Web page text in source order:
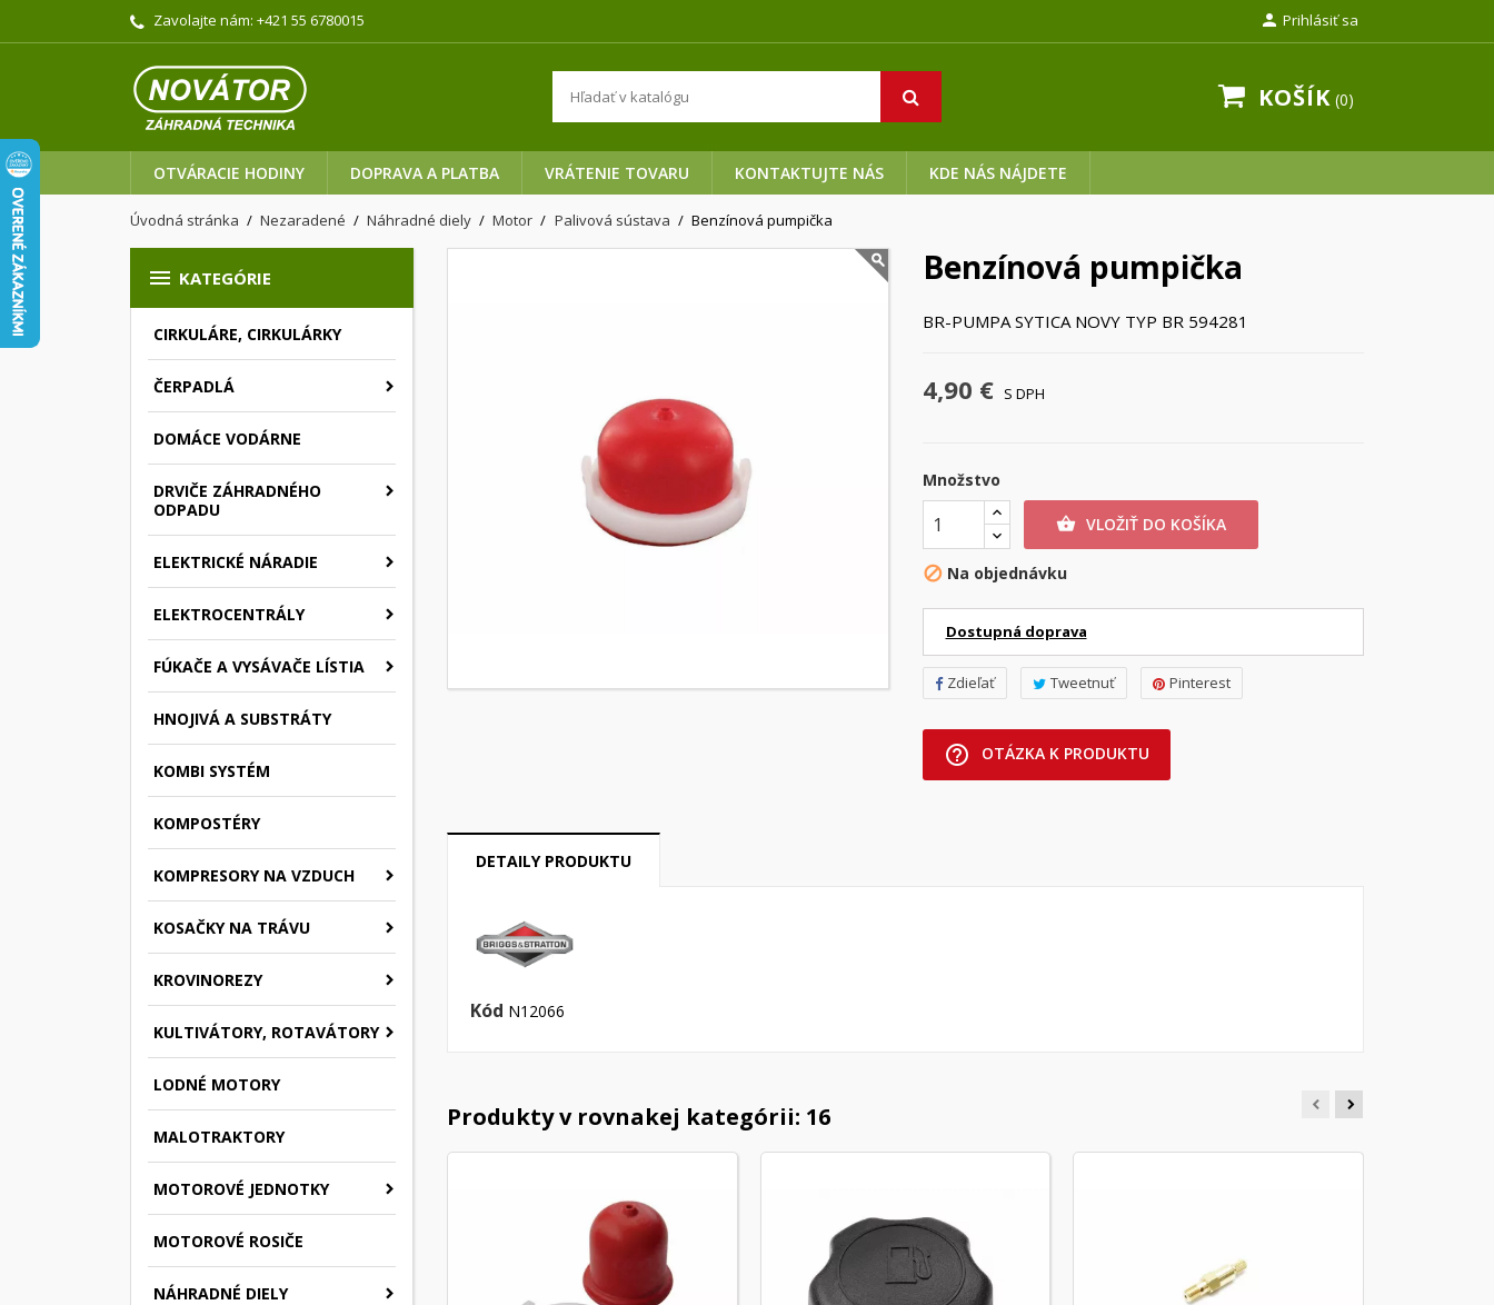
Zavolajte nám: +421 55 6780015  Prihlásiť sa
KOŠÍK 0
OTVÁRACIE HODINY DOPRAVA A PLATBA VRÁTENIE TOVARU KONTAKTUJTE NÁS KDE NÁS NÁJDETE
Úvodná stránka Nezaradené Náhradné diely Motor Palivová sústava Benzínová pumpička
 KATEGÓRIE
CIRKULÁRE, CIRKULÁRKY
ČERPADLÁ
DOMÁCE VODÁRNE
DRVIČE ZÁHRADNÉHO
ODPADU
ELEKTRICKÉ NÁRADIE
ELEKTROCENTRÁLY
FÚKAČE A VYSÁVAČE LÍSTIA
HNOJIVÁ A SUBSTRÁTY
KOMBI SYSTÉM
KOMPOSTÉRY
KOMPRESORY NA VZDUCH
KOSAČKY NA TRÁVU
KROVINOREZY
KULTIVÁTORY, ROTAVÁTORY
LODNÉ MOTORY
MALOTRAKTORY
MOTOROVÉ JEDNOTKY
MOTOROVÉ ROSIČE
NÁHRADNÉ DIELY
Benzínová pumpička
BR-PUMPA SYTICA NOVY TYP BR 594281
4,90 € S DPH
Množstvo
 VLOŽIŤ DO KOŠÍKA
 Na objednávku
Dostupná doprava
Zdieľať Tweetnuť Pinterest
help_outline OTÁZKA K PRODUKTU
DETAILY PRODUKTU
Kód N12066
Produkty v rovnakej kategórii: 16